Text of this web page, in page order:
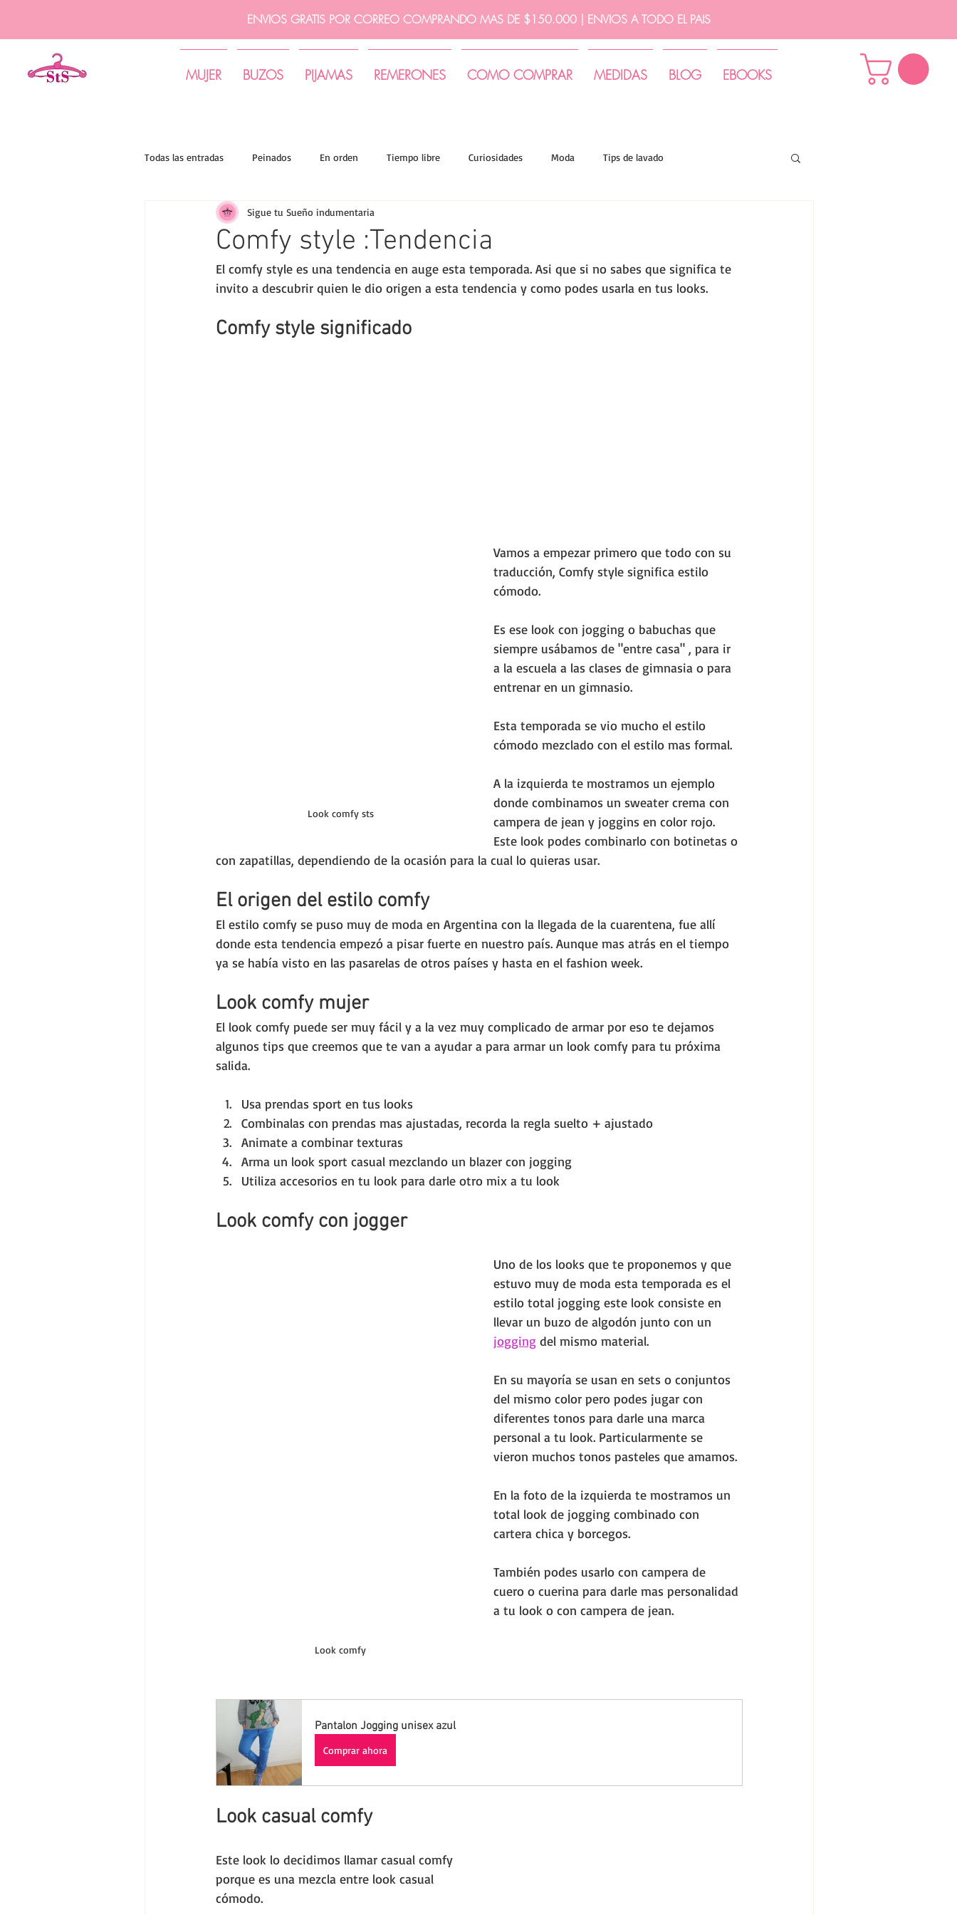
ENVIOS GRATIS POR CORREO COMPRANDO MAS DE $150.000 | ENVIOS A TODO EL PAIS
MUJER BUZOS PIJAMAS REMERONES COMO COMPRAR MEDIDAS BLOG EBOOKS
Todas las entradas Peinados En orden Tiempo libre Curiosidades Moda Tips de lavado
Tips de moda | Sigue tu sueño
Comfy style :Tendencia
Sigue tu Sueño indumentaria
El comfy style es una tendencia en auge esta temporada. Asi que si no sabes que significa te
invito a descubrir quien le dio origen a esta tendencia y como podes usarla en tus looks.
Comfy style significado
Look comfy sts
Vamos a empezar primero que todo con su
traducción, Comfy style significa estilo
cómodo.
Es ese look con jogging o babuchas que
siempre usábamos de "entre casa" , para ir
a la escuela a las clases de gimnasia o para
entrenar en un gimnasio.
Esta temporada se vio mucho el estilo
cómodo mezclado con el estilo mas formal.
A la izquierda te mostramos un ejemplo
donde combinamos un sweater crema con
campera de jean y joggins en color rojo.
Este look podes combinarlo con botinetas o
con zapatillas, dependiendo de la ocasión para la cual lo quieras usar.
El origen del estilo comfy
El estilo comfy se puso muy de moda en Argentina con la llegada de la cuarentena, fue allí
donde esta tendencia empezó a pisar fuerte en nuestro país. Aunque mas atrás en el tiempo
ya se había visto en las pasarelas de otros países y hasta en el fashion week.
Look comfy mujer
El look comfy puede ser muy fácil y a la vez muy complicado de armar por eso te dejamos
algunos tips que creemos que te van a ayudar a para armar un look comfy para tu próxima
salida.
Usa prendas sport en tus looks
Combinalas con prendas mas ajustadas, recorda la regla suelto + ajustado
Animate a combinar texturas
Arma un look sport casual mezclando un blazer con jogging
Utiliza accesorios en tu look para darle otro mix a tu look
Look comfy con jogger
Look comfy
Uno de los looks que te proponemos y que
estuvo muy de moda esta temporada es el
estilo total jogging este look consiste en
llevar un buzo de algodón junto con un
jogging del mismo material.
En su mayoría se usan en sets o conjuntos
del mismo color pero podes jugar con
diferentes tonos para darle una marca
personal a tu look. Particularmente se
vieron muchos tonos pasteles que amamos.
En la foto de la izquierda te mostramos un
total look de jogging combinado con
cartera chica y borcegos.
También podes usarlo con campera de
cuero o cuerina para darle mas personalidad
a tu look o con campera de jean.
Pantalon Jogging unisex azul
Comprar ahora
Look casual comfy
Este look lo decidimos llamar casual comfy
porque es una mezcla entre look casual
cómodo.